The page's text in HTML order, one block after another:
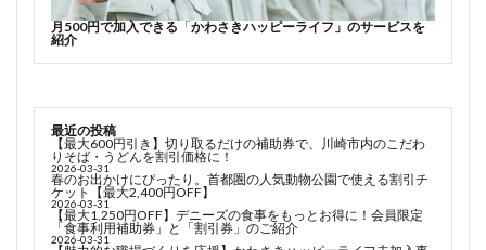
月500円で加入できる「かわさきハッピーライフ」のサービスを
紹介
最近の投稿
【最大600円引き】切り取るだけの補助券で、川崎市内のこだわ
りそば・うどんを割引価格に！
2026-03-31
春のお出かけにぴったり。首都圏の人気動物公園で使える割引チ
ケット【最大2,400円OFF】
2026-03-31
【最大1,250円OFF】デニーズの食事をもっとお得に！会員限定
「食事利用補助券」と「割引券」のご紹介
2026-03-31